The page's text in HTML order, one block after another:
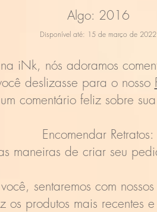
Algo: 2016
Disponível até: 15 de março de 2022
iNk, nós adoramos
deslizasse para o nosso
comentário feliz sobre
Encomendar Retratos:
maneiras de criar seu
sentaremos com
produtos mais recentes